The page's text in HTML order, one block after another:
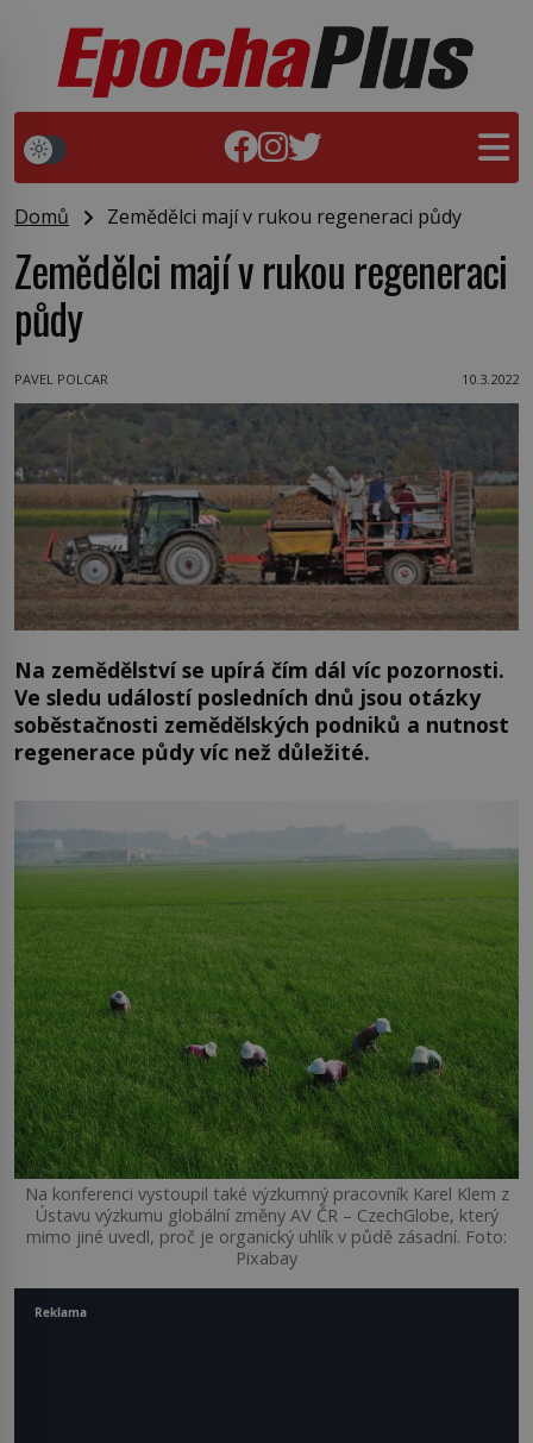
Domů Zemědělci mají v rukou regeneraci půdy
Zemědělci mají v rukou regeneraci
půdy
PAVEL POLCAR 10.3.2022
Na zemědělství se upírá čím dál víc pozornosti.
Ve sledu událostí posledních dnů jsou otázky
soběstačnosti zemědělských podniků a nutnost
regenerace půdy víc než důležité.
Na konferenci vystoupil také výzkumný pracovník Karel Klem z
Ústavu výzkumu globální změny AV ČR – CzechGlobe, který
mimo jiné uvedl, proč je organický uhlík v půdě zásadní. Foto:
Pixabay
Reklama